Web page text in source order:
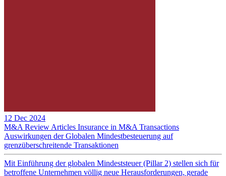
12 Dec 2024
M&A Review Articles Insurance in M&A Transactions
Auswirkungen der Globalen Mindestbesteuerung auf
grenzüberschreitende Transaktionen
Mit Einführung der globalen Mindeststeuer (Pillar 2) stellen sich für
betroffene Unternehmen völlig neue Herausforderungen, gerade